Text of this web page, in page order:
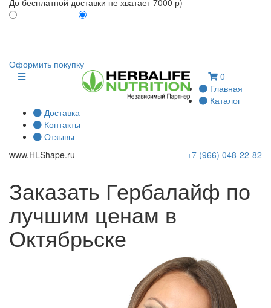
До бесплатной доставки не хватает 7000 р)
Оформить покупку
0
Главная
Каталог
Доставка
Контакты
Отзывы
www.HLShape.ru +7 (966) 048-22-82
Заказать Гербалайф по
лучшим ценам в
Октябрьске